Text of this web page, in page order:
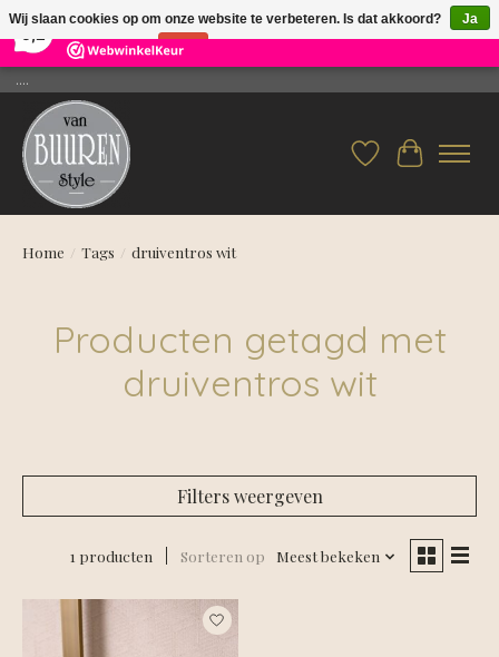
26 Reviews ×
....
Verlanglijst
Home / Tags / druiventros wit
Producten getagd met
druiventros wit
Filters weergeven
1 producten Sorteren op Meest bekeken
Wij slaan cookies op om onze website te verbeteren. Is dat akkoord?
Ja
Nee